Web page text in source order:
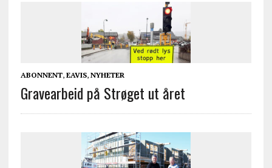
ABONNENT, EAVIS, NYHETER
Gravearbeid på Strøget ut året